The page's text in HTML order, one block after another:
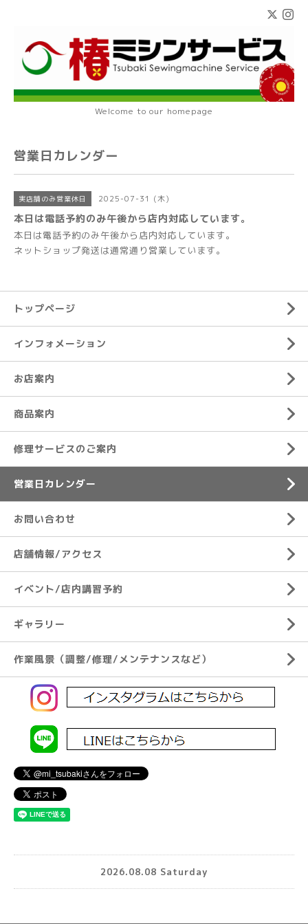
Welcome to our homepage
営業日カレンダー
実店舗のみ営業休日 2025-07-31 (木)
本日は電話予約のみ午後から店内対応しています。
本日は電話予約のみ午後から店内対応しています。
ネットショップ発送は通常通り営業しています。
トップページ
インフォメーション
お店案内
商品案内
修理サービスのご案内
営業日カレンダー
お問い合わせ
店舗情報/アクセス
イベント/店内講習予約
ギャラリー
作業風景（調整/修理/メンテナンスなど）
2026.08.08 Saturday